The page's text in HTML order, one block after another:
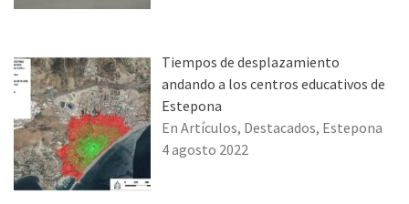
Tiempos de desplazamiento
andando a los centros educativos de
Estepona
En Artículos, Destacados, Estepona
4 agosto 2022